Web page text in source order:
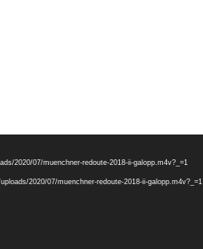
2020/07/muenchner-redoute-2018-ii-galopp.m4v?_=1
2020/07/muenchner-redoute-2018-ii-galopp.m4v?_=1